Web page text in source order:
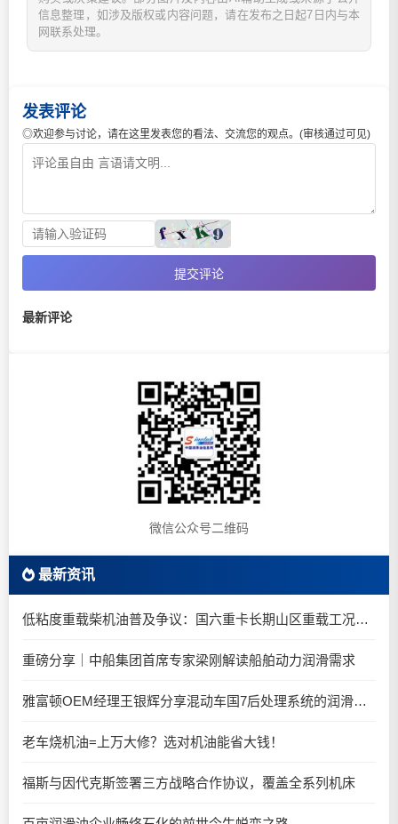
信息整理，如涉及版权或内容问题，请在发布之日起7日内与本
网联系处理。
发表评论
◎欢迎参与讨论，请在这里发表您的看法、交流您的观点。(审核通过可见)
提交评论
最新评论
微信公众号二维码
最新资讯
低粘度重载柴机油普及争议：国六重卡长期山区重载工况是否适合0W-20柴油机油？
重磅分享｜中船集团首席专家梁刚解读船舶动力润滑需求
雅富顿OEM经理王银辉分享混动车国7后处理系统的润滑油要求
老车烧机油=上万大修？选对机油能省大钱！
福斯与因代克斯签署三方战略合作协议，覆盖全系列机床